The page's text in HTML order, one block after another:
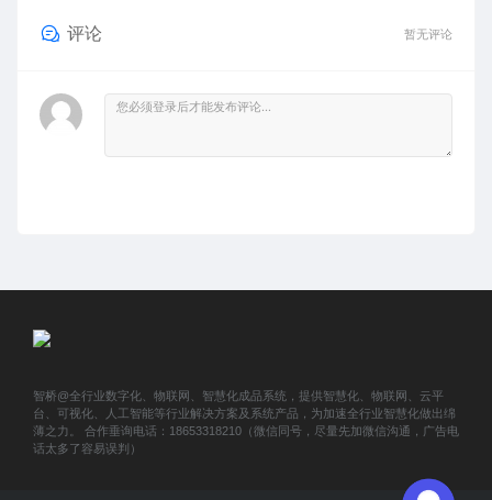
评论 暂无评论
智桥@全行业数字化、物联网、智慧化成品系统，提供智慧化、物联网、云平
台、可视化、人工智能等行业解决方案及系统产品，为加速全行业智慧化做出绵
薄之力。 合作垂询电话：18653318210（微信同号，尽量先加微信沟通，广告电
话太多了容易误判）